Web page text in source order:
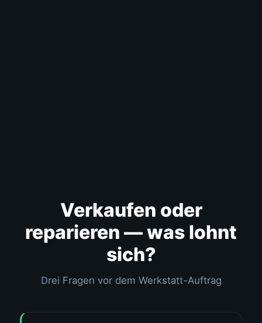
Verkaufen oder
reparieren — was lohnt
sich?
Drei Fragen vor dem Werkstatt-Auftrag